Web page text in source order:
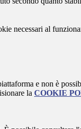
necessari al
e non è
la COOKIE